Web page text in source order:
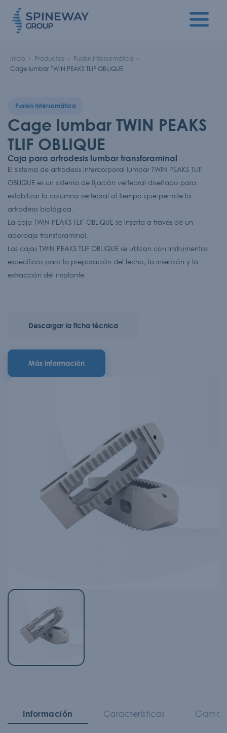
Inicio Productos
Fusión Intersomática
Cage lumbar TWIN PEAKS TLIF OBLIQUE
Fusión Intersomática
Cage lumbar TWIN PEAKS
TLIF OBLIQUE
Caja para artrodesis lumbar transforaminal
El sistema de artrodesis intercorporal lumbar TWIN PEAKS TLIF
OBLIQUE es un sistema de fijación vertebral diseñado para
estabilizar la columna vertebral al tiempo que permite la
artrodesis biológica.
La caja TWIN PEAKS TLIF OBLIQUE se inserta a través de un
abordaje transforaminal.
Las cajas TWIN PEAKS TLIF OBLIQUE se utilizan con instrumentos
específicos para la preparación del lecho, la inserción y la
extracción del implante.
Descargar la ficha técnica
Más información
Información Características Gama